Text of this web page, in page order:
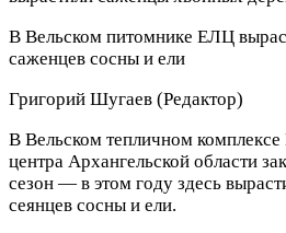
В Вельском питомнике ЕЛЦ
саженцев сосны и ели
Григорий Шугаев (Редактор)
В Вельском тепличном
центра Архангельской области
сезон — в этом году здесь
сеянцев сосны и ели.